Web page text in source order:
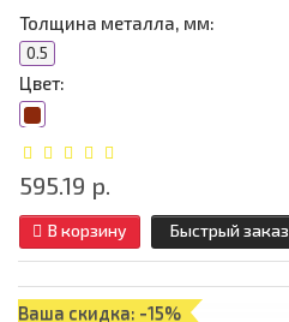
Толщина металла, мм:
0.5
Цвет:
595.19 р.
В корзину Быстрый заказ
Ваша скидка: -15%